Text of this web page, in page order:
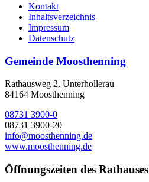
Kontakt
Inhaltsverzeichnis
Impressum
Datenschutz
Gemeinde Moosthenning
Rathausweg 2, Unterhollerau
84164 Moosthenning
08731 3900-0
08731 3900-20
info@moosthenning.de
www.moosthenning.de
Öffnungszeiten des Rathauses